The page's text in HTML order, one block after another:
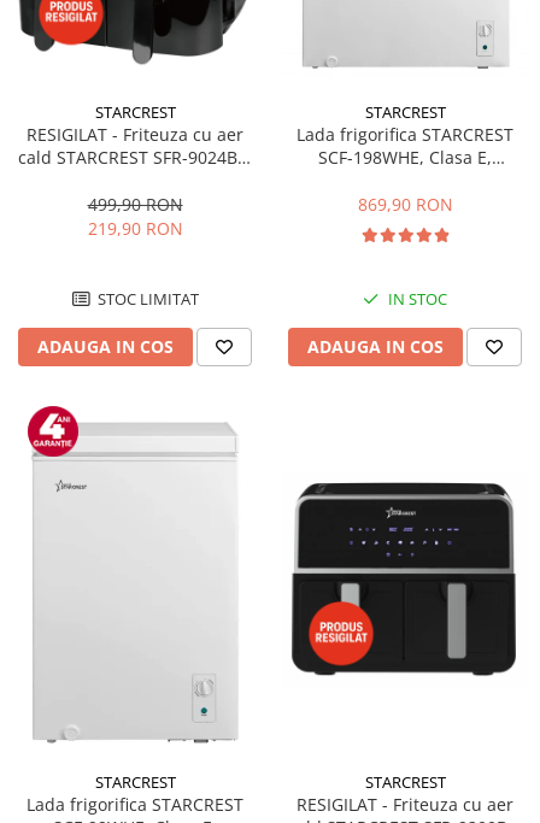
STARCREST
RESIGILAT - Friteuza cu aer
cald STARCREST SFR-9024BK,
Termostat 80 - 200 °C, 12
programe, Negru
499,90 RON
219,90 RON
STOC LIMITAT
ADAUGA IN COS
STARCREST
Lada frigorifica STARCREST
SCF-198WHE, Clasa E,
convertibil - functie frigider,
Termostat reglabil, Alb
869,90 RON
IN STOC
ADAUGA IN COS
STARCREST
Lada frigorifica STARCREST
STARCREST
RESIGILAT - Friteuza cu aer